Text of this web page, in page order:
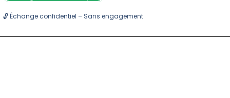
🔓 Échange confidentiel – Sans engagement